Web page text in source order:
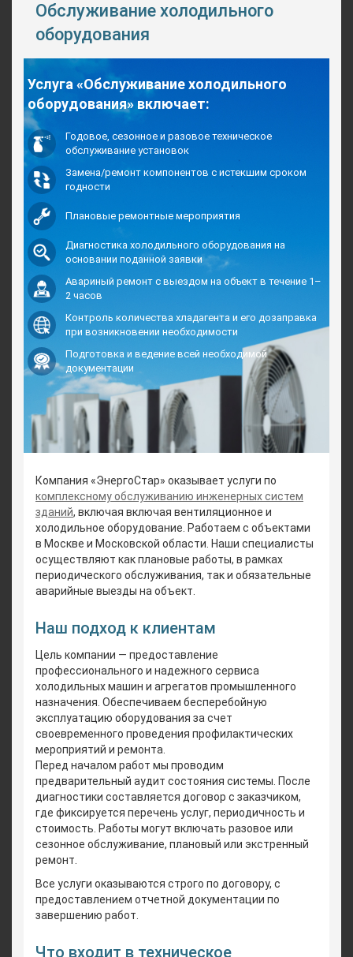
Обслуживание холодильного
оборудования
Услуга «Обслуживание холодильного
оборудования» включает:
Годовое, сезонное и разовое техническое
обслуживание установок
Замена/ремонт компонентов с истекшим сроком
годности
Плановые ремонтные мероприятия
Диагностика холодильного оборудования на
основании поданной заявки
Авариный ремонт с выездом на объект в течение 1–
2 часов
Контроль количества хладагента и его дозаправка
при возникновении необходимости
Подготовка и ведение всей необходимой
документации
Компания «ЭнергоСтар» оказывает услуги по
комплексному обслуживанию инженерных систем
зданий, включая включая вентиляционное и
холодильное оборудование. Работаем с объектами
в Москве и Московской области. Наши специалисты
осуществляют как плановые работы, в рамках
периодического обслуживания, так и обязательные
аварийные выезды на объект.
Наш подход к клиентам
Цель компании — предоставление
профессионального и надежного сервиса
холодильных машин и агрегатов промышленного
назначения. Обеспечиваем бесперебойную
эксплуатацию оборудования за счет
своевременного проведения профилактических
мероприятий и ремонта.
Перед началом работ мы проводим
предварительный аудит состояния системы. После
диагностики составляется договор с заказчиком,
где фиксируется перечень услуг, периодичность и
стоимость. Работы могут включать разовое или
сезонное обслуживание, плановый или экстренный
ремонт.
Все услуги оказываются строго по договору, с
предоставлением отчетной документации по
завершению работ.
Что входит в техническое